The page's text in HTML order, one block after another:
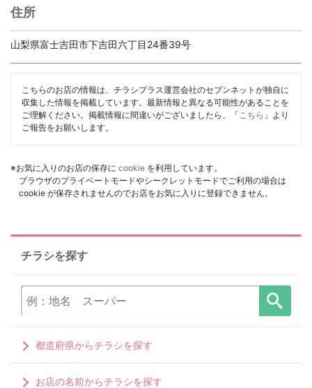
住所
山梨県富士吉田市下吉田六丁目24番39号
こちらのお店の情報は、チラシプラス運営会社のセブンネットが独自に
収集した情報を掲載しています。最新情報と異なる可能性があることを
ご理解ください。掲載情報に間違いがございましたら、「 こちら 」より
ご報告をお願いします。
※お気に入りのお店の保存に cookie を利用しています。
ブラウザのプライベートモードやシークレットモードでご利用の場合は
cookie が保存されませんのでお店をお気に入りに登録できません。
チラシを探す
都道府県からチラシを探す
お店の名前からチラシを探す